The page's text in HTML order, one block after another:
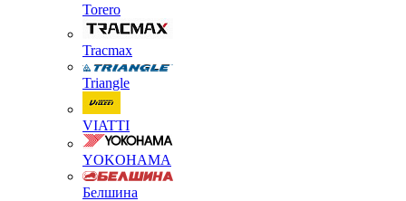
Torero
Tracmax
Triangle
VIATTI
YOKOHAMA
Белшина